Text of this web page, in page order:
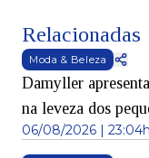
Relacionadas
Moda & Beleza
Damyller
na leveza dos
06/08/2026 | 23:04h